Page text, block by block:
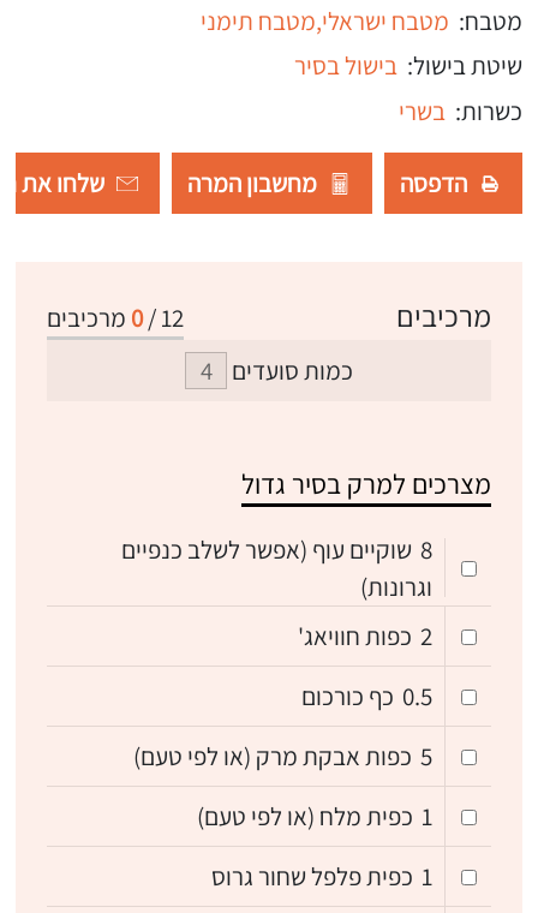
מטבח: מטבח ישראלי,מטבח תימני
שיטת בישול: בישול בסיר
כשרות: בשרי
הדפסה מחשבון המרה שלחו את
12
/
0 מרכיבים מרכיבים
כמות סועדים
מצרכים למרק בסיר גדול
8 שוקיים עוף (אפשר לשלב כנפיים
וגרונות)
2 כפות חוויאג'
0.5 כף כורכום
5 כפות אבקת מרק (או לפי טעם)
1 כפית מלח (או לפי טעם)
1 כפית פלפל שחור גרוס